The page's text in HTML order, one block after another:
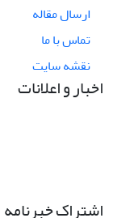
ارسال مقاله
تماس با ما
نقشه سایت
اخبار و اعلانات
اشتراک خبرنامه